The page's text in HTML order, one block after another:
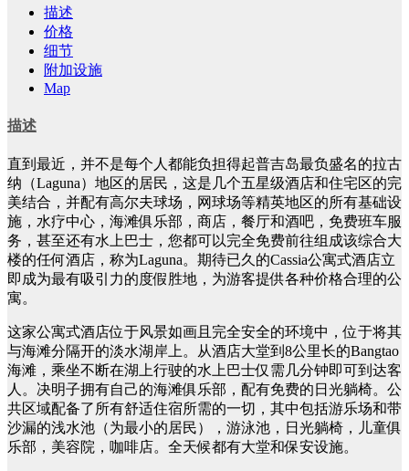
描述
价格
细节
附加设施
Map
描述
直到最近，并不是每个人都能负担得起普吉岛最负盛名的拉古
纳（Laguna）地区的居民，这是几个五星级酒店和住宅区的完
美结合，并配有高尔夫球场，网球场等精英地区的所有基础设
施，水疗中心，海滩俱乐部，商店，餐厅和酒吧，免费班车服
务，甚至还有水上巴士，您都可以完全免费前往组成该综合大
楼的任何酒店，称为Laguna。期待已久的Cassia公寓式酒店立
即成为最有吸引力的度假胜地，为游客提供各种价格合理的公
寓。
这家公寓式酒店位于风景如画且完全安全的环境中，位于将其
与海滩分隔开的淡水湖岸上。从酒店大堂到8公里长的Bangtao
海滩，乘坐不断在湖上行驶的水上巴士仅需几分钟即可到达客
人。决明子拥有自己的海滩俱乐部，配有免费的日光躺椅。公
共区域配备了所有舒适住宿所需的一切，其中包括游乐场和带
沙漏的浅水池（为最小的居民），游泳池，日光躺椅，儿童俱
乐部，美容院，咖啡店。全天候都有大堂和保安设施。